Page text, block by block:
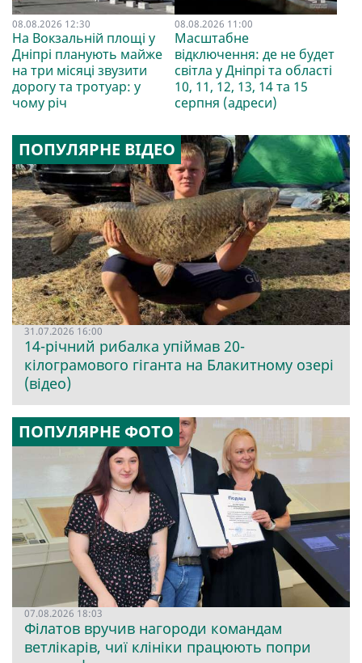
08.08.2026 12:30
На Вокзальній площі у
Дніпрі планують майже
на три місяці звузити
дорогу та тротуар: у
чому річ
08.08.2026 11:00
Масштабне
відключення: де не будет
світла у Дніпрі та області
10, 11, 12, 13, 14 та 15
серпня (адреси)
ПОПУЛЯРНЕ ВІДЕО
31.07.2026 16:00
14-річний рибалка упіймав 20-
кілограмового гіганта на Блакитному озері
(відео)
ПОПУЛЯРНЕ ФОТО
07.08.2026 18:03
Філатов вручив нагороди командам
ветлікарів, чиї клініки працюють попри